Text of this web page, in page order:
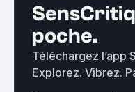
poche.
Téléchargez l’app
Explorez. Vibrez.